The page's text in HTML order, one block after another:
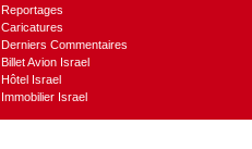
Reportages
Caricatures
Derniers Commentaires
Billet Avion Israel
Hôtel Israel
Immobilier Israel